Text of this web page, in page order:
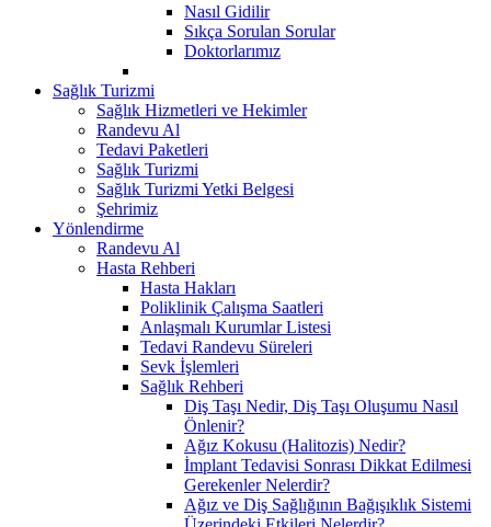
Nasıl Gidilir
Sıkça Sorulan Sorular
Doktorlarımız
Sağlık Turizmi
Sağlık Hizmetleri ve Hekimler
Randevu Al
Tedavi Paketleri
Sağlık Turizmi
Sağlık Turizmi Yetki Belgesi
Şehrimiz
Yönlendirme
Randevu Al
Hasta Rehberi
Hasta Hakları
Poliklinik Çalışma Saatleri
Anlaşmalı Kurumlar Listesi
Tedavi Randevu Süreleri
Sevk İşlemleri
Sağlık Rehberi
Diş Taşı Nedir, Diş Taşı Oluşumu Nasıl
Önlenir?
Ağız Kokusu (Halitozis) Nedir?
İmplant Tedavisi Sonrası Dikkat Edilmesi
Gerekenler Nelerdir?
Ağız ve Diş Sağlığının Bağışıklık Sistemi